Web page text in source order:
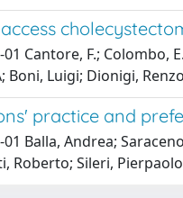
01 Cantore, F.; Colombo,
Boni, Luigi; Dionigi, Renzo
practice and
01 Balla, Andrea;
Roberto; Sileri, Pierpaolo